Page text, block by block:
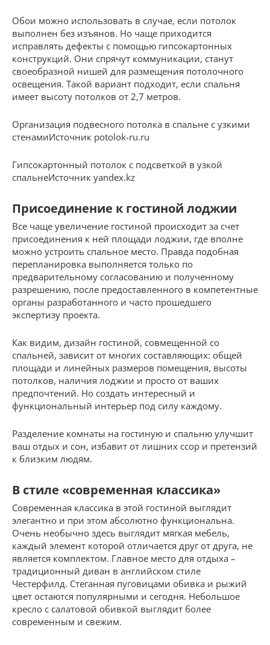
Обои можно использовать в случае, если потолок
выполнен без изъянов. Но чаще приходится
исправлять дефекты с помощью гипсокартонных
конструкций. Они спрячут коммуникации, станут
своеобразной нишей для размещения потолочного
освещения. Такой вариант подходит, если спальня
имеет высоту потолков от 2,7 метров.
Организация подвесного потолка в спальне с узкими
стенамиИсточник potolok-ru.ru
Гипсокартонный потолок с подсветкой в узкой
спальнеИсточник yandex.kz
Присоединение к гостиной лоджии
Все чаще увеличение гостиной происходит за счет
присоединения к ней площади лоджии, где вполне
можно устроить спальное место. Правда подобная
перепланировка выполняется только по
предварительному согласованию и полученному
разрешению, после предоставленного в компетентные
органы разработанного и часто прошедшего
экспертизу проекта.
Как видим, дизайн гостиной, совмещенной со
спальней, зависит от многих составляющих: общей
площади и линейных размеров помещения, высоты
потолков, наличия лоджии и просто от ваших
предпочтений. Но создать интересный и
функциональный интерьер под силу каждому.
Разделение комнаты на гостиную и спальню улучшит
ваш отдых и сон, избавит от лишних ссор и претензий
к близким людям.
В стиле «современная классика»
Современная классика в этой гостиной выглядит
элегантно и при этом абсолютно функциональна.
Очень необычно здесь выглядит мягкая мебель,
каждый элемент которой отличается друг от друга, не
является комплектом. Главное место для отдыха –
традиционный диван в английском стиле
Честерфилд. Стеганная пуговицами обивка и рыжий
цвет остаются популярными и сегодня. Небольшое
кресло с салатовой обивкой выглядит более
современным и свежим.